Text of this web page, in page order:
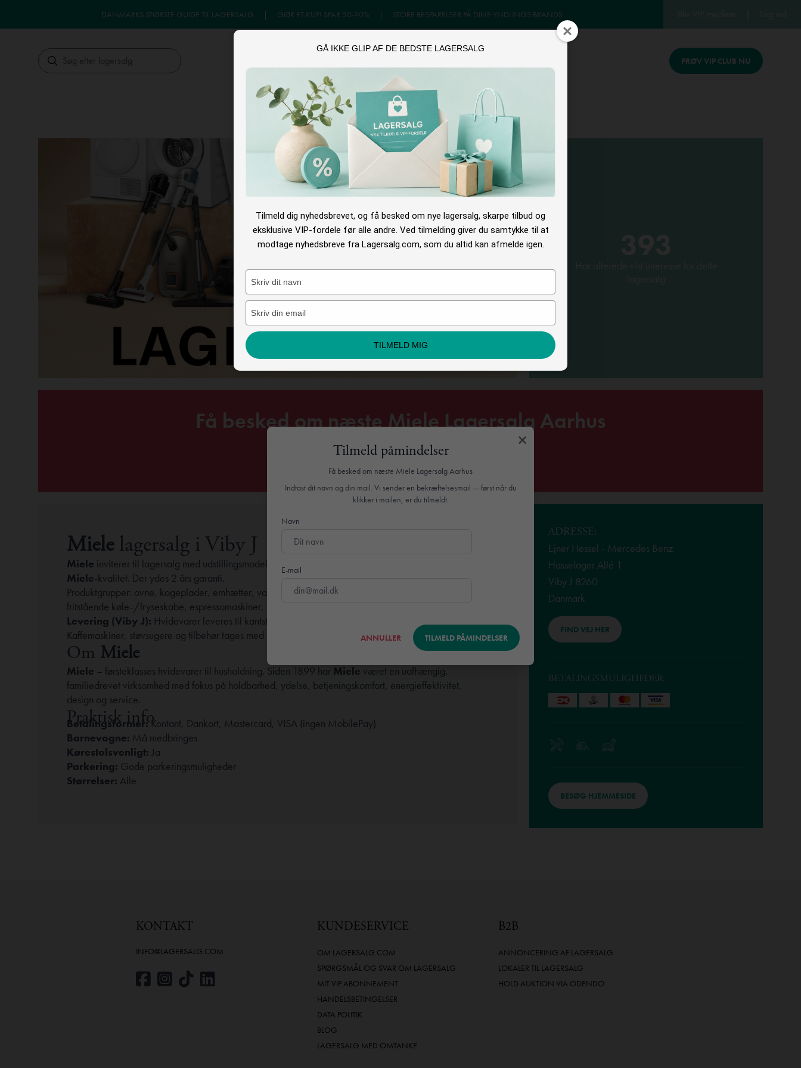
DANMARKS STØRSTE GUIDE TIL LAGERSALG | GØR ET KUP! SPAR 50-90% | STORE BESPARELSER PÅ DINE YNDLINGS BRANDS
Søg PRØV VIP CLUB NU
LAGERSALG ONLINE TILBUD OUTLET NYHEDSBREV
Få besked om næste Miele Lagersalg Aarhus
TILMELD DIG PÅMINDELSER
Tilmeld påmindelser
Få besked om næste Miele Lagersalg Aarhus
Indtast dit navn og din mail. Vi sender en bekræftelsesmail — først når du
klikker i mailen, er du tilmeldt.
Navn
E-mail
ANNULLER TILMELD PÅMINDELSER
Mielelagersalg i Viby J
Miele inviterer til lagersalg med udstillingsmodeller, udgående produkter og restpartier – i den kendte
Miele-kvalitet. Der ydes 2 års garanti.
Produktgrupper: ovne, kogeplader, emhætter, vaskemaskiner og tørretumblere, opvaskemaskiner,
fritstående køle-/fryseskabe, espressomaskiner, støvsugere samt pleje- og tilbehørsprodukter.
Levering (Viby J): Hvidevarer leveres til kantsten på kundens adresse mellem 30. marts og 1. april.
Kaffemaskiner, støvsugere og tilbehør tages med på dagen.
Om Miele
Miele – førsteklasses hvidevarer til husholdning. Siden 1899 har Miele været en uafhængig,
familiedrevet virksomhed med fokus på holdbarhed, ydelse, betjeningskomfort, energieffektivitet,
design og service.
Praktisk info
Betalingsformer:Kontant, Dankort, Mastercard, VISA (ingen MobilePay)
Barnevogne: Må medbringes
Kørestolsvenligt: Ja
Parkering: Gode parkeringsmuligheder
Størrelser: Alle
ADRESSE:
Ejner Hessel - Mercedes Benz
Hasselager Allé 1
Viby J 8260
Danmark
FIND VEJ HER
BETALINGSMULIGHEDER:
BESØG HJEMMESIDE
KONTAKT
INFO@LAGERSALG.COM
KUNDESERVICE
OM LAGERSALG.COM
SPØRGSMÅL OG SVAR OM LAGERSALG
MIT VIP ABONNEMENT
HANDELSBETINGELSER
DATA POLITIK
BLOG
LAGERSALG MED OMTANKE
B2B
ANNONCERING AF LAGERSALG
LOKALER TIL LAGERSALG
HOLD AUKTION VIA ODENDO
GÅ IKKE GLIP AF DE BEDSTE LAGERSALG
Tilmeld dig nyhedsbrevet, og få besked om nye lagersalg, skarpe tilbud og
eksklusive VIP-fordele før alle andre. Ved tilmelding giver du samtykke til at
modtage nyhedsbreve fra Lagersalg.com, som du altid kan afmelde igen.
name
email
TILMELD MIG